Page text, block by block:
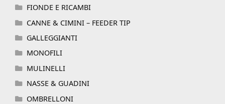
FIONDE E RICAMBI
CANNE & CIMINI – FEEDER TIP
GALLEGGIANTI
MONOFILI
MULINELLI
NASSE & GUADINI
OMBRELLONI